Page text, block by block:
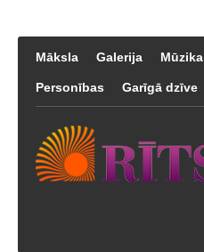
Māksla Galerija Mūzika
Personības Garīgā dzīve